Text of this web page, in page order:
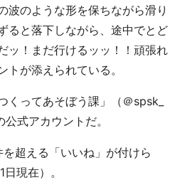
波のような形を保ちながら滑り
ると落下しながら、途中でとど
ッ！まだ行けるッッ！！頑張れ
トが添えられている。
くってあそぼう課」（＠spsk_
式アカウントだ。
超える「いいね」が付けら
現在）。